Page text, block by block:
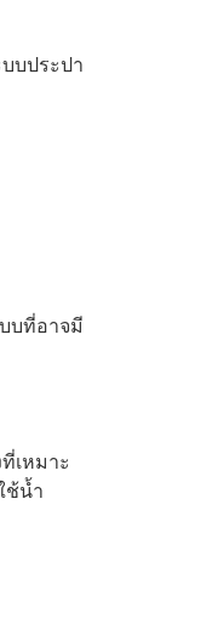
บประปา
บที่อาจมี
เหมาะ
ช้น้ำ